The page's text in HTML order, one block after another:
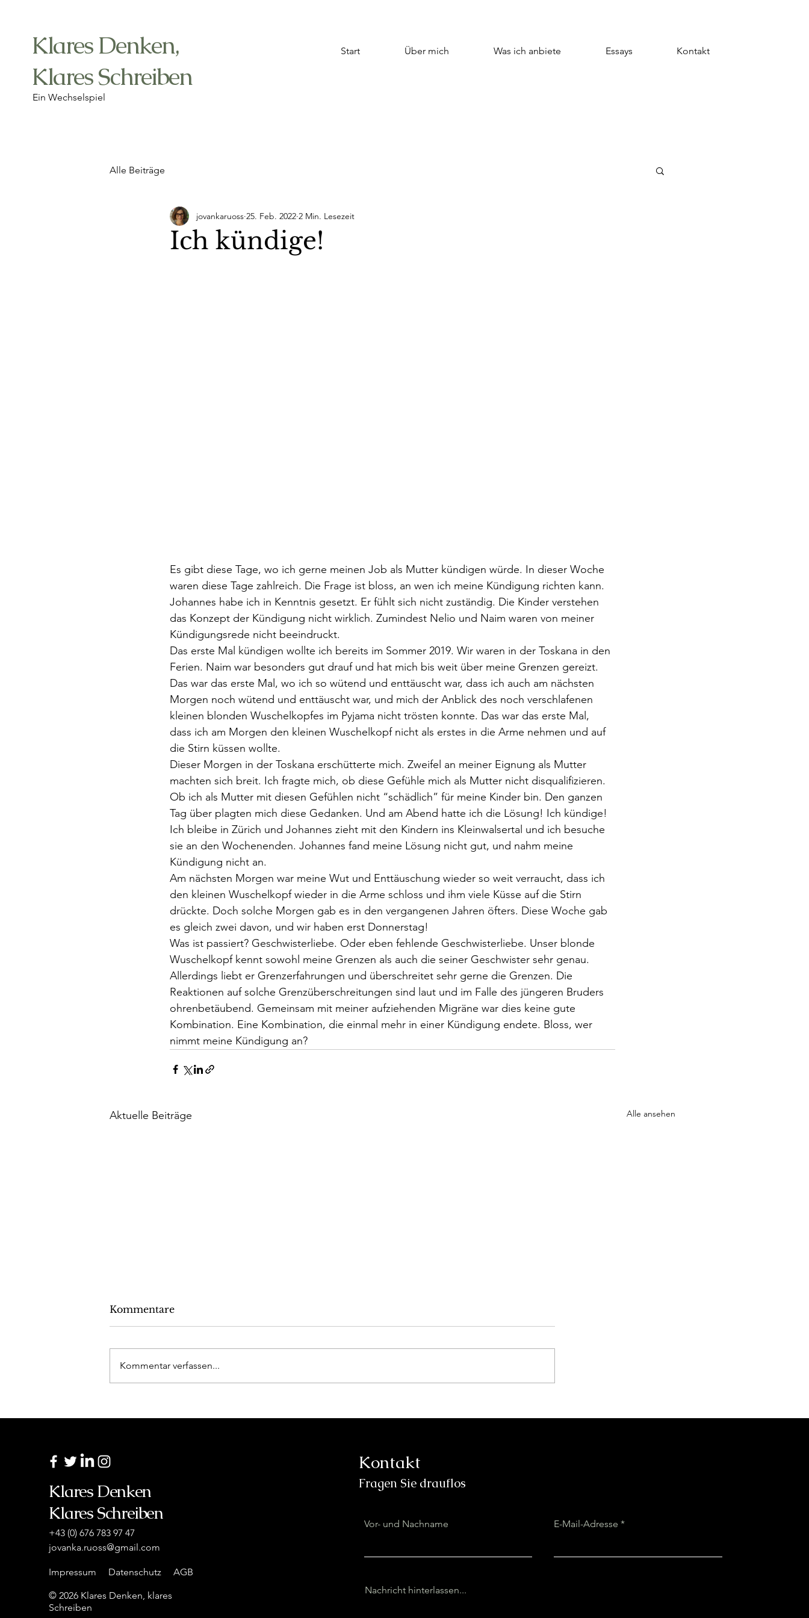
Klares Denken,
Klares Schreiben
Ein Wechselspiel
Start Über mich Was ich anbiete Essays Kontakt
Alle Beiträge
Ich kündige!
jovankaruoss 25. Feb. 2022 2 Min. Lesezeit
Es gibt diese Tage, wo ich gerne meinen Job als Mutter kündigen würde. In dieser Woche
waren diese Tage zahlreich. Die Frage ist bloss, an wen ich meine Kündigung richten kann.
Johannes habe ich in Kenntnis gesetzt. Er fühlt sich nicht zuständig. Die Kinder verstehen
das Konzept der Kündigung nicht wirklich. Zumindest Nelio und Naim waren von meiner
Kündigungsrede nicht beeindruckt.
Das erste Mal kündigen wollte ich bereits im Sommer 2019. Wir waren in der Toskana in den
Ferien. Naim war besonders gut drauf und hat mich bis weit über meine Grenzen gereizt.
Das war das erste Mal, wo ich so wütend und enttäuscht war, dass ich auch am nächsten
Morgen noch wütend und enttäuscht war, und mich der Anblick des noch verschlafenen
kleinen blonden Wuschelkopfes im Pyjama nicht trösten konnte. Das war das erste Mal,
dass ich am Morgen den kleinen Wuschelkopf nicht als erstes in die Arme nehmen und auf
die Stirn küssen wollte.
Dieser Morgen in der Toskana erschütterte mich. Zweifel an meiner Eignung als Mutter
machten sich breit. Ich fragte mich, ob diese Gefühle mich als Mutter nicht disqualifizieren.
Ob ich als Mutter mit diesen Gefühlen nicht “schädlich” für meine Kinder bin. Den ganzen
Tag über plagten mich diese Gedanken. Und am Abend hatte ich die Lösung! Ich kündige!
Ich bleibe in Zürich und Johannes zieht mit den Kindern ins Kleinwalsertal und ich besuche
sie an den Wochenenden. Johannes fand meine Lösung nicht gut, und nahm meine
Kündigung nicht an.
Am nächsten Morgen war meine Wut und Enttäuschung wieder so weit verraucht, dass ich
den kleinen Wuschelkopf wieder in die Arme schloss und ihm viele Küsse auf die Stirn
drückte. Doch solche Morgen gab es in den vergangenen Jahren öfters. Diese Woche gab
es gleich zwei davon, und wir haben erst Donnerstag!
Was ist passiert? Geschwisterliebe. Oder eben fehlende Geschwisterliebe. Unser blonde
Wuschelkopf kennt sowohl meine Grenzen als auch die seiner Geschwister sehr genau.
Allerdings liebt er Grenzerfahrungen und überschreitet sehr gerne die Grenzen. Die
Reaktionen auf solche Grenzüberschreitungen sind laut und im Falle des jüngeren Bruders
ohrenbetäubend. Gemeinsam mit meiner aufziehenden Migräne war dies keine gute
Kombination. Eine Kombination, die einmal mehr in einer Kündigung endete. Bloss, wer
nimmt meine Kündigung an?
Aktuelle Beiträge Alle ansehen
Zugehörigkeit: Eine
in unseren Händen
Staunens
Kommentare
Kommentar verfassen...
Klares Denken
Klares Schreiben
+43 (0) 676 783 97 47
jovanka.ruoss@gmail.com
Impressum Datenschutz AGB
© 2026 Klares Denken, klares
Schreiben
Kontakt
Fragen Sie drauflos
Vor- und Nachname E-Mail-Adresse
Nachricht hinterlassen...